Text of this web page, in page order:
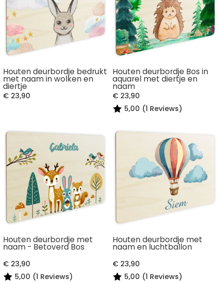
Houten deurbordje bedrukt
met naam in wolken en
diertje
€ 23,90
Houten deurbordje Bos in
aquarel met diertje en
naam
€ 23,90
5,00 (1 Reviews)
Houten deurbordje met
naam - Betoverd Bos
€ 23,90
5,00 (1 Reviews)
Houten deurbordje met
naam en luchtballon
€ 23,90
5,00 (1 Reviews)